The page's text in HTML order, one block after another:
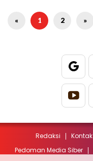
« 1 2 »
Redaksi Kontak
Pedoman Media Siber